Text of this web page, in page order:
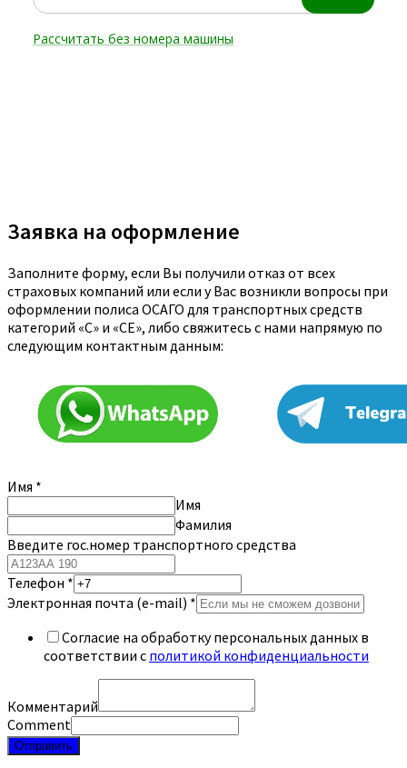
Заявка на оформление
Заполните форму, если Вы получили отказ от всех
страховых компаний или если у Вас возникли вопросы при
оформлении полиса ОСАГО для транспортных средств
категорий «C» и «CE», либо свяжитесь с нами напрямую по
следующим контактным данным:
Имя *
Имя
Фамилия
Введите гос.номер транспортного средства
Телефон *
Электронная почта (e-mail) *
Согласие на обработку персональных данных в
соответствии с политикой конфиденциальности
Комментарий
Comment
Отправить